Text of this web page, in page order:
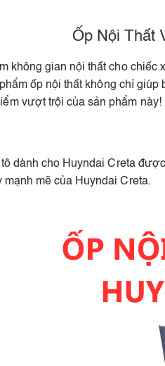
Ốp Nội Thất
không gian nội thất cho
ốp nội thất không chỉ
vượt trội của sản phẩm này!
dành cho Huyndai Creta
mẽ của Huyndai Creta.